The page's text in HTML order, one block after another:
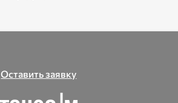
Оставить заявку